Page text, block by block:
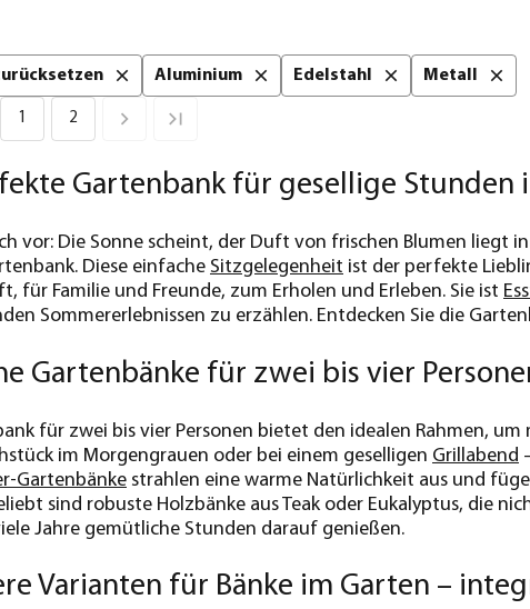
Aluminium Edelstahl
Metall
1 2
Gartenbank für gesellige Stunden
vor: Die Sonne scheint, der Duft von frischen Blumen liegt
Diese einfache Sitzgelegenheit ist der perfekte
für Familie und Freunde, zum Erholen und Erleben. Sie ist
Sommererlebnissen zu erzählen. Entdecken Sie die
Gartenbänke für zwei bis vier
für zwei bis vier Personen bietet den idealen Rahmen,
im Morgengrauen oder bei einem geselligen Grillabend
Gartenbänke strahlen eine warme Natürlichkeit aus und
sind robuste Holzbänke aus Teak oder Eukalyptus, die
Jahre gemütliche Stunden darauf genießen.
Varianten für Bänke im Garten –